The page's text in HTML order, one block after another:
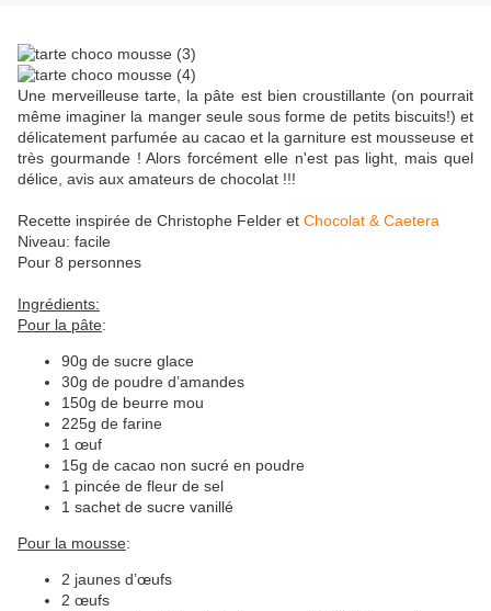
Une merveilleuse tarte, la pâte est bien croustillante (on pourrait
même imaginer la manger seule sous forme de petits biscuits!) et
délicatement parfumée au cacao et la garniture est mousseuse et
très gourmande ! Alors forcément elle n'est pas light, mais quel
délice, avis aux amateurs de chocolat !!!
Recette inspirée de Christophe Felder et Chocolat & Caetera
Niveau: facile
Pour 8 personnes
Ingrédients:
Pour la pâte:
90g de sucre glace
30g de poudre d’amandes
150g de beurre mou
225g de farine
1 œuf
15g de cacao non sucré en poudre
1 pincée de fleur de sel
1 sachet de sucre vanillé
Pour la mousse:
2 jaunes d’œufs
2 œufs